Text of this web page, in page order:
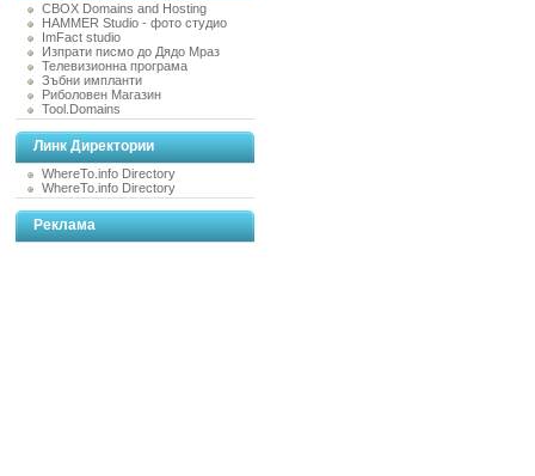
CBOX Domains and Hosting
HAMMER Studio - фото студио
ImFact studio
Изпрати писмо до Дядо Мраз
Телевизионна програма
Зъбни импланти
Риболовен Магазин
Tool.Domains
Линк Директории
WhereTo.info Directory
WhereTo.info Directory
Реклама